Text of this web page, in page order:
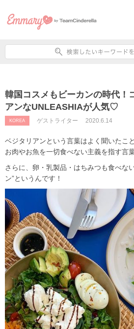
韓国コスメもビーカンの時代！
アンなUNLEASHIAが人気♡
KOREA ゲストライター 2020.6.14
ベジタリアンという言葉はよく聞いたこ
お肉やお魚を一切食べない主義を指す言
さらに、卵・乳製品・はちみつも食べな
ン”というんです！